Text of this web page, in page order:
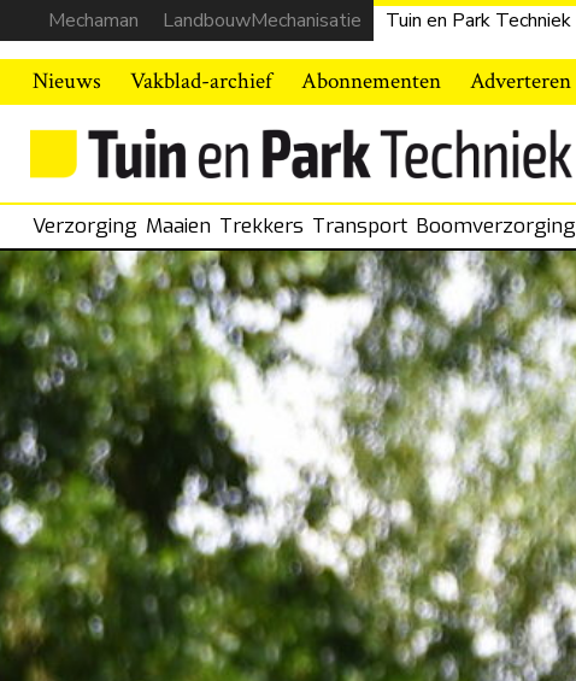
Mechaman LandbouwMechanisatie Tuin en Park Techniek
Nieuws Vakblad-archief Abonnementen Adverteren
Verzorging Maaien Trekkers Transport Boomverzorging